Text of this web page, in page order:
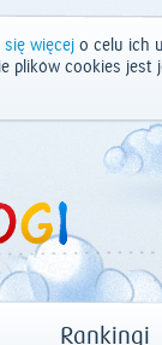
się więcej o celu ich
plików cookies
Rankingi